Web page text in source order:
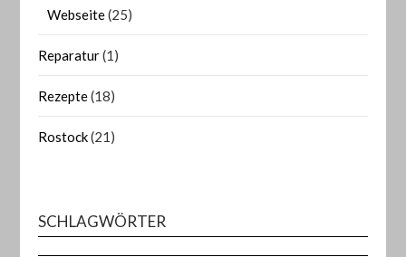
Webseite(25)
Reparatur(1)
Rezepte(18)
Rostock(21)
SCHLAGWÖRTER